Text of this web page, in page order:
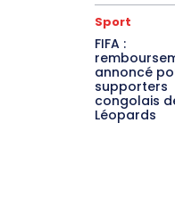
Sport
FIFA :
annoncé
supporters
congolais
Léopards